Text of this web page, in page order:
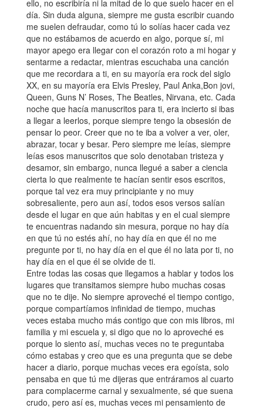
ello, no escribiría ni la mitad de lo que suelo hacer en el
día. Sin duda alguna, siempre me gusta escribir cuando
me suelen defraudar, como tú lo solías hacer cada vez
que no estábamos de acuerdo en algo, porque sí, mi
mayor apego era llegar con el corazón roto a mi hogar y
sentarme a redactar, mientras escuchaba una canción
que me recordara a ti, en su mayoría era rock del siglo
XX, en su mayoría era Elvis Presley, Paul Anka,Bon jovi,
Queen, Guns N’ Roses, The Beatles, Nirvana, etc. Cada
noche que hacía manuscritos para ti, era incierto si ibas
a llegar a leerlos, porque siempre tengo la obsesión de
pensar lo peor. Creer que no te iba a volver a ver, oler,
abrazar, tocar y besar. Pero siempre me leías, siempre
leías esos manuscritos que solo denotaban tristeza y
desamor, sin embargo, nunca llegué a saber a ciencia
cierta lo que realmente te hacían sentir esos escritos,
porque tal vez era muy principiante y no muy
sobresaliente, pero aun así, todos esos versos salían
desde el lugar en que aún habitas y en el cual siempre
te encuentras nadando sin mesura, porque no hay día
en que tú no estés ahí, no hay día en que él no me
pregunte por ti, no hay día en el que él no lata por ti, no
hay día en el que él se olvide de ti.
Entre todas las cosas que llegamos a hablar y todos los
lugares que transitamos siempre hubo muchas cosas
que no te dije. No siempre aproveché el tiempo contigo,
porque compartíamos infinidad de tiempo, muchas
veces estaba mucho más contigo que con mis libros, mi
familia y mi escuela y, si digo que no lo aproveché es
porque lo siento así, muchas veces no te preguntaba
cómo estabas y creo que es una pregunta que se debe
hacer a diario, porque muchas veces era egoísta, solo
pensaba en que tú me dijeras que entráramos al cuarto
para complacerme carnal y sexualmente, sé que suena
crudo, pero así es, muchas veces mi pensamiento de